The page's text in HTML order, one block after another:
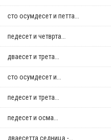
сто осумдесет и петта...
педесет и четврта...
дваесет и трета...
сто осумдесет и...
педесет и трета...
педесет и осма...
дваесетта седница -...